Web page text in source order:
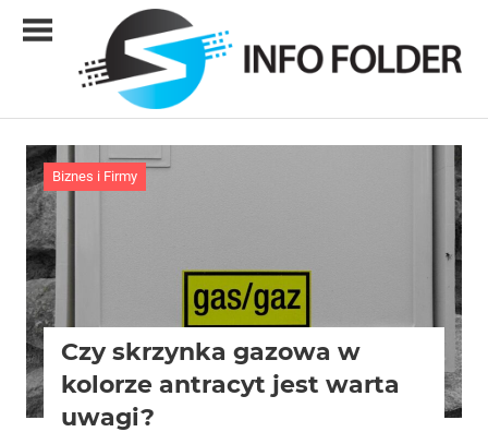
folder
Biznes i Firmy
Czy skrzynka gazowa w
kolorze antracyt jest warta
uwagi?